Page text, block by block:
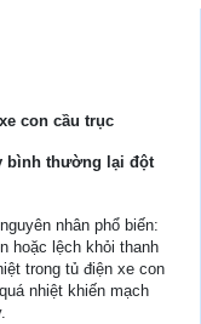
con cầu trục
bình thường lại đột
nhân phổ biến:
hoặc lệch khỏi thanh
trong tủ điện xe con
nhiệt khiến mạch